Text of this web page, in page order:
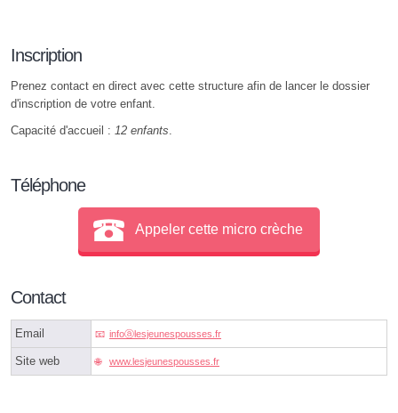
Inscription
Prenez contact en direct avec cette structure afin de lancer le dossier
d'inscription de votre enfant.
Capacité d'accueil : 12 enfants
Téléphone
Appeler cette micro crèche
Contact
Email infoⓐlesjeunespousses.fr
Site web www.lesjeunespousses.fr